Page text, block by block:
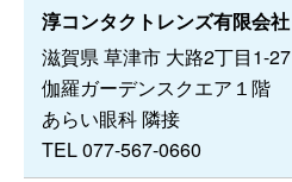
淳コンタクトレンズ有限会社
滋賀県 草津市 大路2丁目1-27
伽羅ガーデンスクエア１階
あらい眼科 隣接
TEL 077-567-0660